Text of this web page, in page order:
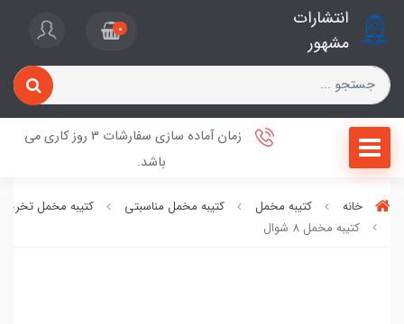
انتشارات
مشهور
0
زمان آماده سازی سفارشات 3 روز کاری می
باشد.
خانه کتیبه مخمل کتیبه مخمل مناسبتی
کتیبه مخمل
کتیبه مخمل 8 شوال